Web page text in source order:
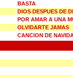
BASTA
DIOS DESPUES DE
POR AMAR A UNA
OLVIDARTE JAMAS
CANCION DE